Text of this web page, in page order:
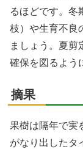
るほどです。冬
枝）や生育不良
ましょう。夏剪
確保を図るよう
摘果
果樹は隔年で実
がなり出したタ